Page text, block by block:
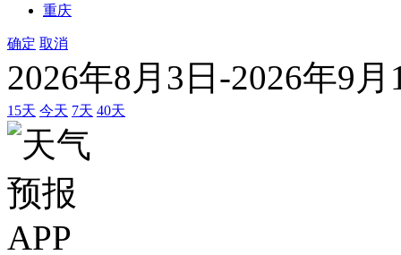
重庆
确定 取消
2026年8月3日-2026年9月
15天 今天 7天 40天